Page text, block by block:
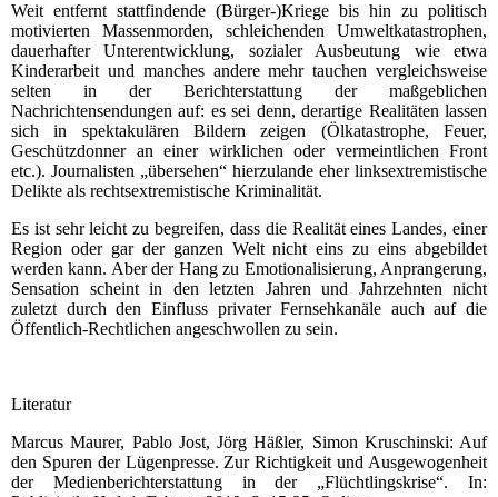
Weit entfernt stattfindende (Bürger-)Kriege bis hin zu politisch
motivierten Massenmorden, schleichenden Umweltkatastrophen,
dauerhafter Unterentwicklung, sozialer Ausbeutung wie etwa
Kinderarbeit und manches andere mehr tauchen vergleichsweise
selten in der Berichterstattung der maßgeblichen
Nachrichtensendungen auf: es sei denn, derartige Realitäten lassen
sich in spektakulären Bildern zeigen (Ölkatastrophe, Feuer,
Geschützdonner an einer wirklichen oder vermeintlichen Front
etc.). Journalisten „übersehen“ hierzulande eher linksextremistische
Delikte als rechtsextremistische Kriminalität.
Es ist sehr leicht zu begreifen, dass die Realität eines Landes, einer
Region oder gar der ganzen Welt nicht eins zu eins abgebildet
werden kann. Aber der Hang zu Emotionalisierung, Anprangerung,
Sensation scheint in den letzten Jahren und Jahrzehnten nicht
zuletzt durch den Einfluss privater Fernsehkanäle auch auf die
Öffentlich-Rechtlichen angeschwollen zu sein.
Literatur
Marcus Maurer, Pablo Jost, Jörg Häßler, Simon Kruschinski: Auf
den Spuren der Lügenpresse. Zur Richtigkeit und Ausgewogenheit
der Medienberichterstattung in der „Flüchtlingskrise“. In: